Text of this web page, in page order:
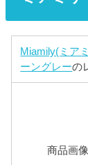
Miamily(ミア
ーングレーの
商品画像